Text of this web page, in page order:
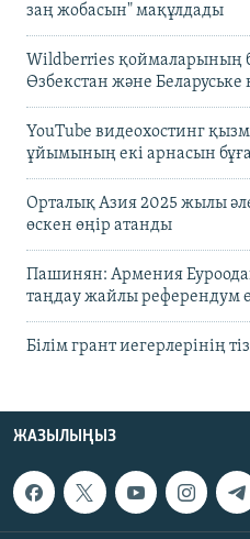
заң жобасын" мақұлдады
Wildberries қоймаларының
Өзбекстан және
YouTube видеохостинг
ұйымының екі арнасын
Орталық Азия 2025 жылы
өскен өңір атанды
Пашинян: Армения
таңдау жайлы референдум
Білім грант иегерлерінің
ЖАЗЫЛЫҢЫЗ